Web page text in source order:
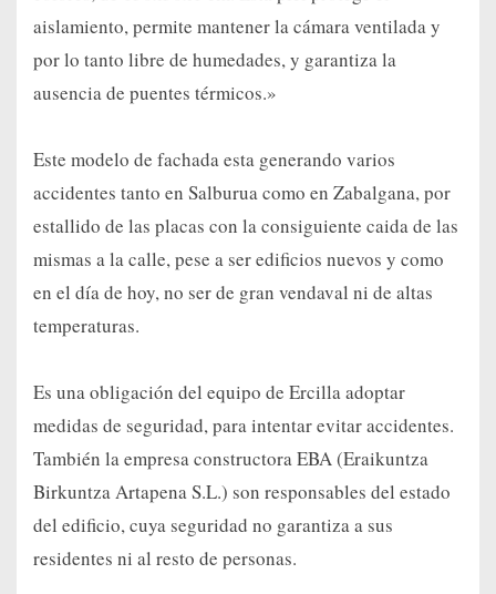
aislamiento, permite mantener la cámara ventilada y
por lo tanto libre de humedades, y garantiza la
ausencia de puentes térmicos.»
Este modelo de fachada esta generando varios
accidentes tanto en Salburua como en Zabalgana, por
estallido de las placas con la consiguiente caida de las
mismas a la calle, pese a ser edificios nuevos y como
en el día de hoy, no ser de gran vendaval ni de altas
temperaturas.
Es una obligación del equipo de Ercilla adoptar
medidas de seguridad, para intentar evitar accidentes.
También la empresa constructora EBA (Eraikuntza
Birkuntza Artapena S.L.) son responsables del estado
del edificio, cuya seguridad no garantiza a sus
residentes ni al resto de personas.